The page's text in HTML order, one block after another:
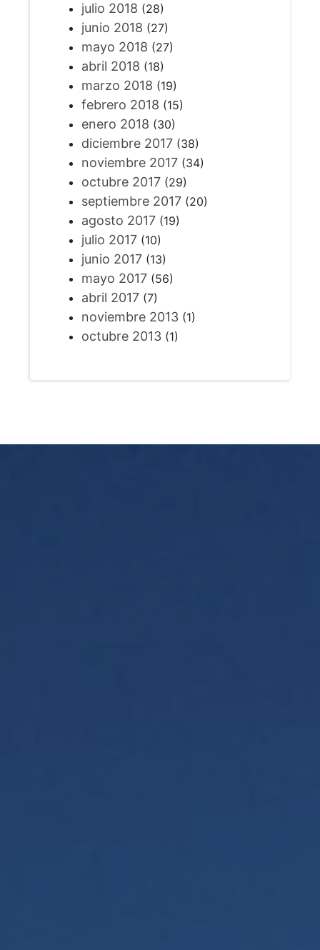
julio 2018 (28)
junio 2018 (27)
mayo 2018 (27)
abril 2018 (18)
marzo 2018 (19)
febrero 2018 (15)
enero 2018 (30)
diciembre 2017(38)
noviembre 2017(34)
octubre 2017(29)
septiembre 2017(20)
agosto 2017(19)
julio 2017(10)
junio 2017(13)
mayo 2017(56)
abril 2017(7)
noviembre 2013(1)
octubre 2013(1)